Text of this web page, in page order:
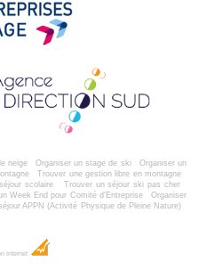
neige Organiser un stage de ski
Organiser un
Trouver une gestion libre en montagne
scolaire
Trouver un séjour ski pas cher
Week End pour Comité d'Entreprise
Organiser
APPN (Activité Physique de Pleine Nature)
Internet